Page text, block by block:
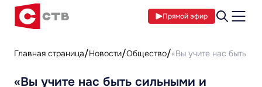
Прямой эфир
Главная страница Новости Общество «Вы учите нас быть
«Вы учите нас быть сильными и